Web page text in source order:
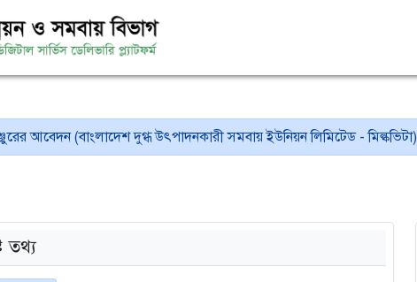
আবেদন (বাংলাদেশ দুগ্ধ উৎপাদনকারী সমবায় ইউনিয়ন লিমিটেড - মিল্কভিটা)
তথ্য